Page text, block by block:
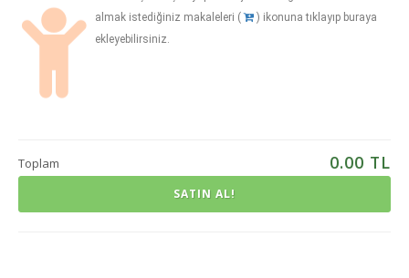
almak istediğiniz makaleleri (
) ikonuna tıklayıp buraya
ekleyebilirsiniz.
Toplam 0.00 TL
SATIN AL!